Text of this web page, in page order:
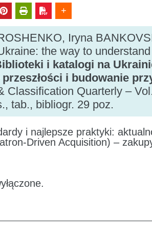
Iryna
the way to
i katalogi na
i budowanie
Classification Quarterly –
tab., bibliogr. 29 poz.
i najlepsze praktyki:
Driven Acquisition) –